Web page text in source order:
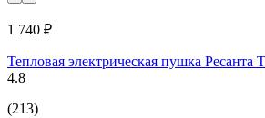
1 740 ₽
Тепловая электрическая пушка
4.8
(213)